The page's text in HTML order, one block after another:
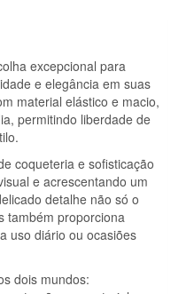
excepcional para
e elegância em suas
material elástico e macio,
permitindo liberdade de
coqueteria e sofisticação
e acrescentando um
detalhe não só o
também proporciona
uso diário ou ocasiões
dois mundos: